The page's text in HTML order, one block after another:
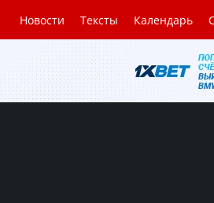
Новости Тексты Календарь